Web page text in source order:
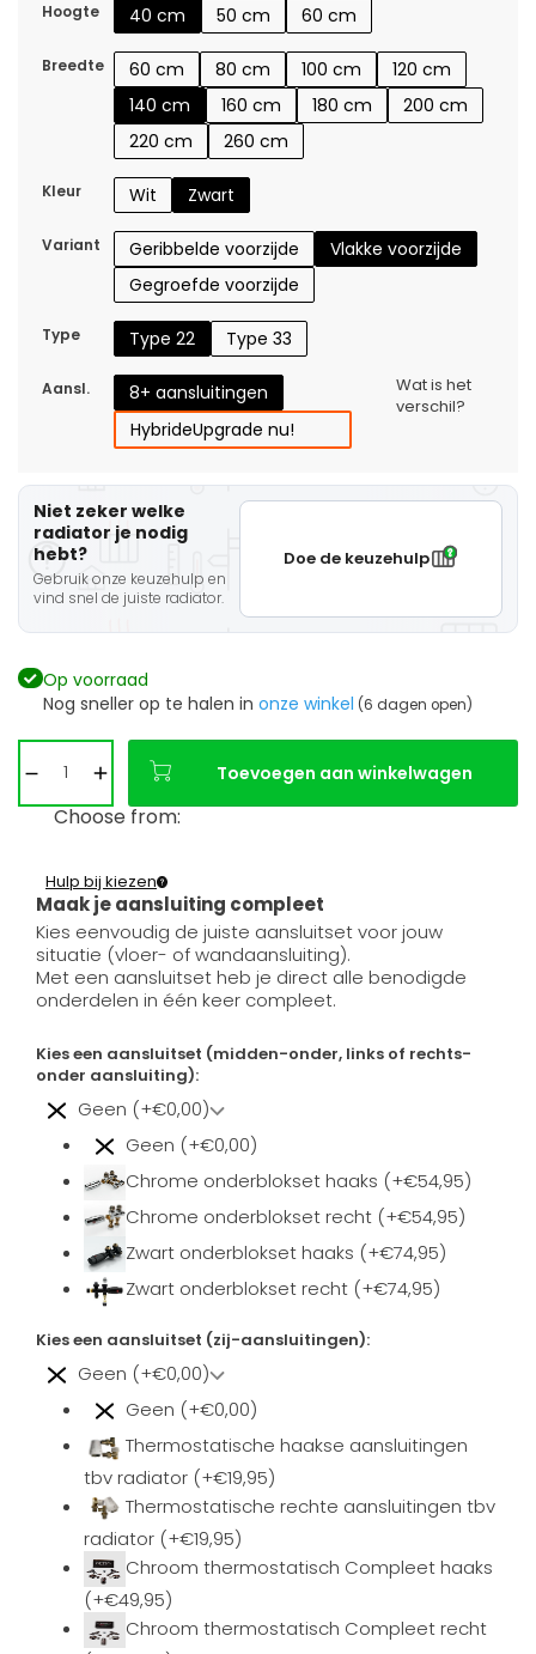
Hoogte
40 cm 50 cm 60 cm
Breedte 60 cm 80 cm 100 cm
120 cm
140 cm
160 cm 180 cm
200 cm
220 cm
260 cm
Kleur Wit Zwart
Variant Geribbelde voorzijde
Vlakke voorzijde
Gegroefde voorzijde
Type Type 22 Type 33
Aansl.
8+ aansluitingen
HybrideUpgrade nu!
Wat is het
verschil?
Niet zeker welke
radiator je nodig
hebt?
Gebruik onze keuzehulp en
vind snel de juiste radiator.
Doe de keuzehulp
Op voorraad
Nog sneller op te halen in onze winkel (6 dagen open)
Toevoegen aan winkelwagen
Choose from:
Maak je aansluiting compleet
Hulp bij kiezen
Kies eenvoudig de juiste aansluitset voor jouw
situatie (vloer- of wandaansluiting).
Met een aansluitset heb je direct alle benodigde
onderdelen in één keer compleet.
Kies een aansluitset (midden-onder, links of rechts-
onder aansluiting):
Geen (+€0,00)
Geen (+€0,00)
Chrome onderblokset haaks (+€54,95)
Chrome onderblokset recht (+€54,95)
Zwart onderblokset haaks (+€74,95)
Zwart onderblokset recht (+€74,95)
Kies een aansluitset (zij-aansluitingen):
Geen (+€0,00)
Geen (+€0,00)
Thermostatische haakse aansluitingen
tbv radiator (+€19,95)
Thermostatische rechte aansluitingen tbv
radiator (+€19,95)
Chroom thermostatisch Compleet haaks
(+€49,95)
Chroom thermostatisch Compleet recht